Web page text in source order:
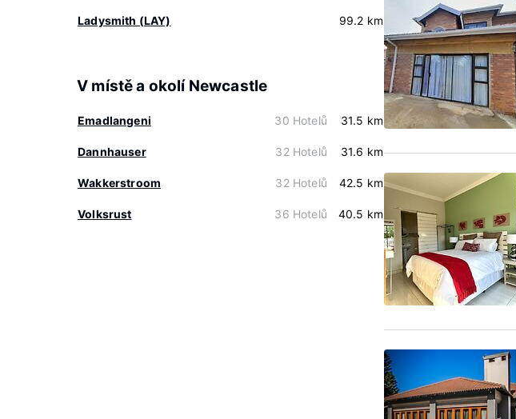
Ladysmith (LAY) 99.2 km
V místě a okolí Newcastle
Emadlangeni 30 Hotelů 31.5 km
Dannhauser 32 Hotelů 31.6 km
Wakkerstroom 32 Hotelů 42.5 km
Volksrust 36 Hotelů 40.5 km